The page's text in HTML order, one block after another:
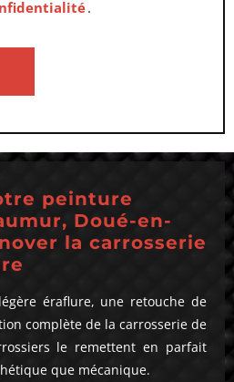
.
peinture
Doué-en-
la carrosserie
éraflure, une retouche de
complète de la carrosserie de
le remettent en parfait
que mécanique.